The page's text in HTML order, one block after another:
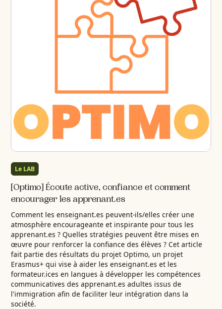
Le LAB
[Optimo] Écoute active, confiance et comment
encourager les apprenant.es
Comment les enseignant.es peuvent-ils/elles créer une
atmosphère encourageante et inspirante pour tous les
apprenant.es ? Quelles stratégies peuvent être mises en
œuvre pour renforcer la confiance des élèves ? Cet article
fait partie des résultats du projet Optimo, un projet
Erasmus+ qui vise à aider les enseignant.es et les
formateur.ices en langues à développer les compétences
communicatives des apprenant.es adultes issus de
l'immigration afin de faciliter leur intégration dans la
société.